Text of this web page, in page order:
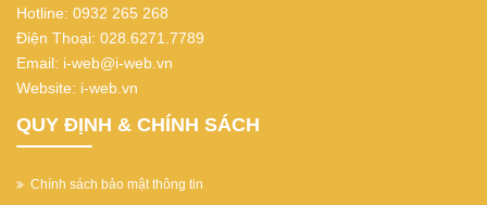
Hotline: 0932 265 268
Điện Thoại: 028.6271.7789
Email: i-web@i-web.vn
Website: i-web.vn
QUY ĐỊNH & CHÍNH SÁCH
Chính sách bảo mật thông tin